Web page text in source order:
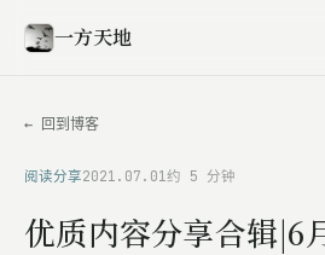
一方天地
← 回到博客
阅读分享2021.07.01约 5 分钟
优质内容分享合辑|6